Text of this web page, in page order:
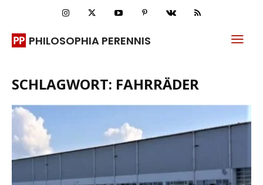
PHILOSOPHIA PERENNIS
SCHLAGWORT: FAHRRÄDER